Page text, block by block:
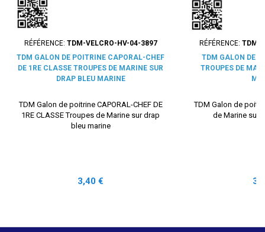
RÉFÉRENCE: TDM-VELCRO-HV-04-3897
TDM GALON DE POITRINE CAPORAL-CHEF
DE 1RE CLASSE TROUPES DE MARINE SUR
DRAP BLEU MARINE
TDM Galon de poitrine CAPORAL-CHEF DE
1RE CLASSE Troupes de Marine sur drap
bleu marine
Prix
3,40 €
RÉFÉRENCE: TDM-
TDM GALON DE
TROUPES DE
TDM Galon de
de Marine sur